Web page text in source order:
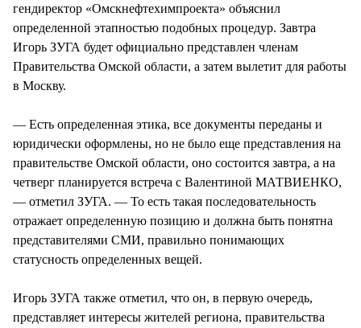
гендиректор «Омскнефтехимпроекта» объяснил
определенной этапностью подобных процедур. Завтра
Игорь ЗУГА будет официально представлен членам
Правительства Омской области, а затем вылетит для работы
в Москву.
— Есть определенная этика, все документы переданы и
юридически оформлены, но не было еще представления на
правительстве Омской области, оно состоится завтра, а на
четверг планируется встреча с Валентиной МАТВИЕНКО,
— отметил ЗУГА. — То есть такая последовательность
отражает определенную позицию и должна быть понятна
представителями СМИ, правильно понимающих
статусность определенных вещей.
Игорь ЗУГА также отметил, что он, в первую очередь,
представляет интересы жителей региона, правительства